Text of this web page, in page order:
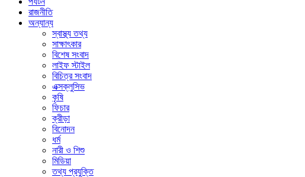
রাজনীতি
অন্যান্য
স্বাস্থ্য তথ্য
সাক্ষাৎকার
বিশেষ সংবাদ
লাইফ স্টাইল
বিচিত্র সংবাদ
এক্সক্লুসিভ
কৃষি
ফিচার
ক্রীড়া
বিনোদন
ধর্ম
নারী ও শিশু
মিডিয়া
তথ্য প্রযুক্তি